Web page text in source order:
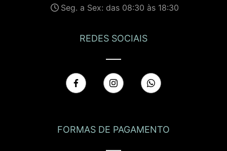
Seg. a Sex: das 08:30 às 18:30
REDES SOCIAIS
FORMAS DE PAGAMENTO